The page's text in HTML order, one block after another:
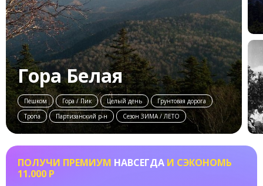
Гора Белая
Пешком Гора / Пик Целый день
Грунтовая дорога
Тропа
Партизанский р-н Сезон ЗИМА / ЛЕТО
ПОЛУЧИ ПРЕМИУМ НАВСЕГДА И СЭКОНОМЬ
11.000 Р